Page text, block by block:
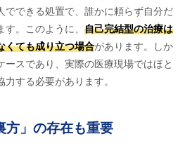
でできる処置で、誰かに頼らず自分だ
す。このように、自己完結型の治療は
くても成り立つ場合があります。しか
ースであり、実際の医療現場ではほと
する必要があります。
方」の存在も重要